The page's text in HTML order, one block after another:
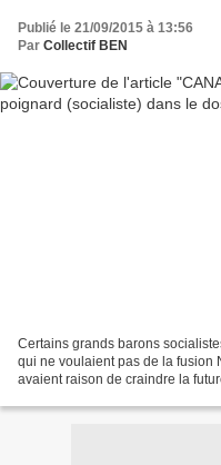
Publié le 21/09/2015 à 13:56
Par Collectif BEN
Certains grands barons
qui ne voulaient pas de la fusion
avaient raison de craindre la